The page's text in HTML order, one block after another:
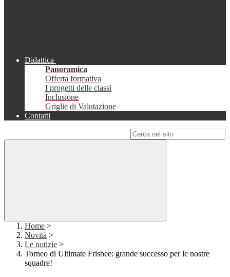
Didattica
Panoramica
Offerta formativa
I progetti delle classi
Inclusione
Griglie di Valutazione
Contatti
Home >
Novità >
Le notizie >
Torneo di Ultimate Frisbee: grande successo per le nostre
squadre!